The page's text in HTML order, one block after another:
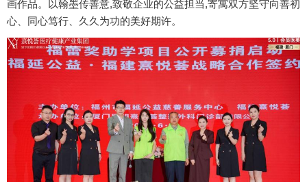
画作品。以翰墨传善意,致敬企业的公益担当,寄寓双方坚守向善初
心、同心笃行、久久为功的美好期许。